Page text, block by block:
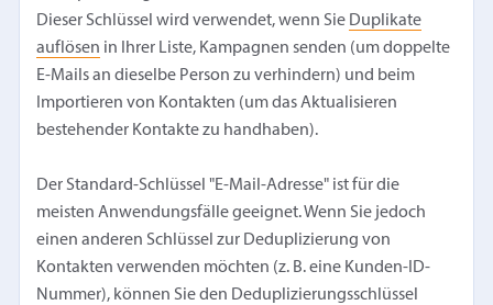
Dieser Schlüssel wird verwendet, wenn Sie Duplikate
auflösen in Ihrer Liste, Kampagnen senden (um doppelte
E-Mails an dieselbe Person zu verhindern) und beim
Importieren von Kontakten (um das Aktualisieren
bestehender Kontakte zu handhaben).
Der Standard-Schlüssel "E-Mail-Adresse" ist für die
meisten Anwendungsfälle geeignet. Wenn Sie jedoch
einen anderen Schlüssel zur Deduplizierung von
Kontakten verwenden möchten (z. B. eine Kunden-ID-
Nummer), können Sie den Deduplizierungsschlüssel